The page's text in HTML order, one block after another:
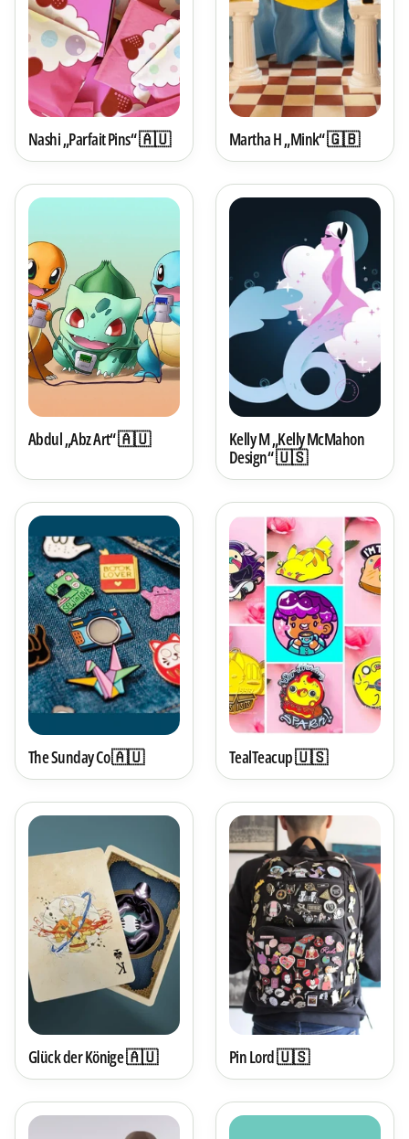
Nashi „Parfait Pins“ 🇦🇺 Martha H „Mink“ 🇬🇧
Abdul „Abz Art“ 🇦🇺
Kelly M „Kelly McMahon
Design“ 🇺🇸
The Sunday Co 🇦🇺 TealTeacup 🇺🇸
Glück der Könige 🇦🇺 Pin Lord 🇺🇸